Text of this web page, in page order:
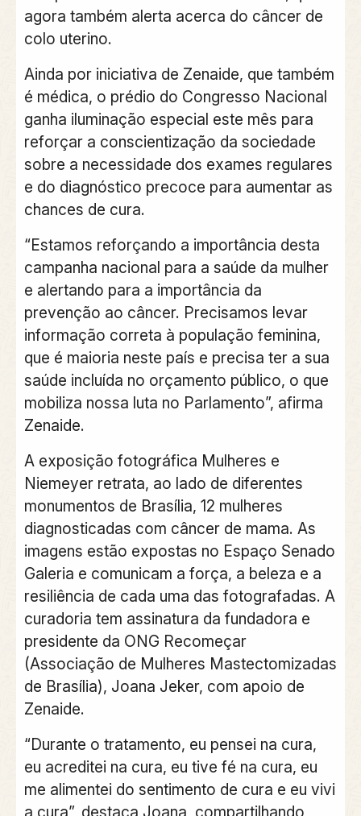
agora também alerta acerca do câncer de
colo uterino.
Ainda por iniciativa de Zenaide, que também
é médica, o prédio do Congresso Nacional
ganha iluminação especial este mês para
reforçar a conscientização da sociedade
sobre a necessidade dos exames regulares
e do diagnóstico precoce para aumentar as
chances de cura.
“Estamos reforçando a importância desta
campanha nacional para a saúde da mulher
e alertando para a importância da
prevenção ao câncer. Precisamos levar
informação correta à população feminina,
que é maioria neste país e precisa ter a sua
saúde incluída no orçamento público, o que
mobiliza nossa luta no Parlamento”, afirma
Zenaide.
A exposição fotográfica Mulheres e
Niemeyer retrata, ao lado de diferentes
monumentos de Brasília, 12 mulheres
diagnosticadas com câncer de mama. As
imagens estão expostas no Espaço Senado
Galeria e comunicam a força, a beleza e a
resiliência de cada uma das fotografadas. A
curadoria tem assinatura da fundadora e
presidente da ONG Recomeçar
(Associação de Mulheres Mastectomizadas
de Brasília), Joana Jeker, com apoio de
Zenaide.
“Durante o tratamento, eu pensei na cura,
eu acreditei na cura, eu tive fé na cura, eu
me alimentei do sentimento de cura e eu vivi
a cura”, destaca Joana, compartilhando